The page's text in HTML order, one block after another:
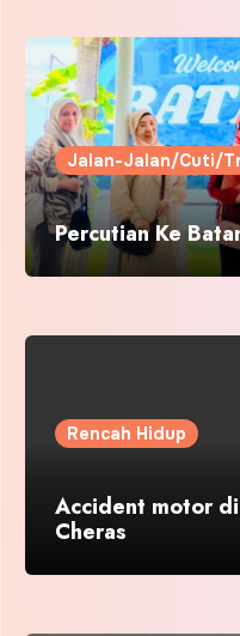
Jalan-Jalan/Cuti/
Percutian Ke
Rencah Hidup
Accident motor
Cheras